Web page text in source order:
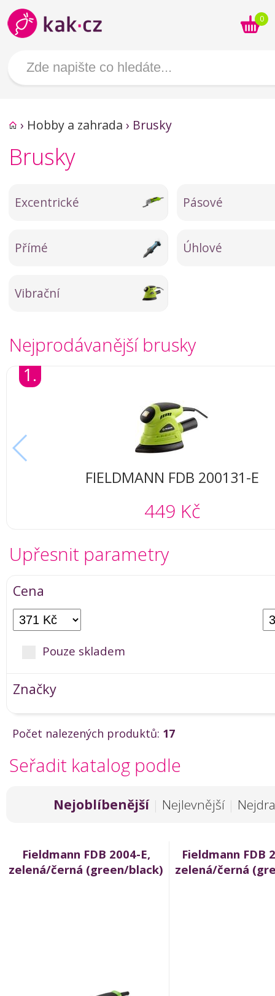
0
› Hobby a zahrada › Brusky
Brusky
Excentrické Pásové
Přímé Úhlové
Vibrační
Nejprodávanější brusky
1.
FIELDMANN FDB 200131-E
449 Kč
Upřesnit parametry
Cena
Pouze skladem
Značky
Počet nalezených produktů: 17
Seřadit katalog podle
Nejoblíbenější | Nejlevnější |
Fieldmann FDB 2004-E,
zelená/černá (green/black)
Fieldmann FDB
zelená/černá